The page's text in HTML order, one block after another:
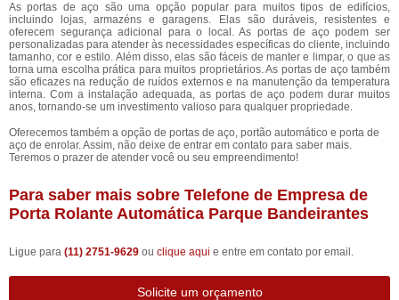
As portas de aço são uma opção popular para muitos tipos de edifícios,
incluindo lojas, armazéns e garagens. Elas são duráveis, resistentes e
oferecem segurança adicional para o local. As portas de aço podem ser
personalizadas para atender às necessidades específicas do cliente, incluindo
tamanho, cor e estilo. Além disso, elas são fáceis de manter e limpar, o que as
torna uma escolha prática para muitos proprietários. As portas de aço também
são eficazes na redução de ruídos externos e na manutenção da temperatura
interna. Com a instalação adequada, as portas de aço podem durar muitos
anos, tornando-se um investimento valioso para qualquer propriedade.
Oferecemos também a opção de portas de aço, portão automático e porta de
aço de enrolar. Assim, não deixe de entrar em contato para saber mais.
Teremos o prazer de atender você ou seu empreendimento!
Para saber mais sobre Telefone de Empresa de
Porta Rolante Automática Parque Bandeirantes
Ligue para (11) 2751-9629 ou clique aqui e entre em contato por email.
Solicite um orçamento